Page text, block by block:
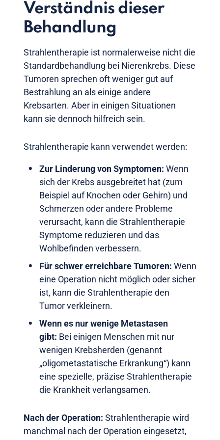
Verständnis dieser
Behandlung
Strahlentherapie ist normalerweise nicht die
Standardbehandlung bei Nierenkrebs. Diese
Tumoren sprechen oft weniger gut auf
Bestrahlung an als einige andere
Krebsarten. Aber in einigen Situationen
kann sie dennoch hilfreich sein.
Strahlentherapie kann verwendet werden:
Zur Linderung von Symptomen: Wenn
sich der Krebs ausgebreitet hat (zum
Beispiel auf Knochen oder Gehirn) und
Schmerzen oder andere Probleme
verursacht, kann die Strahlentherapie
Symptome reduzieren und das
Wohlbefinden verbessern.
Für schwer erreichbare Tumoren: Wenn
eine Operation nicht möglich oder sicher
ist, kann die Strahlentherapie den
Tumor verkleinern.
Wenn es nur wenige Metastasen
gibt: Bei einigen Menschen mit nur
wenigen Krebsherden (genannt
„oligometastatische Erkrankung“) kann
eine spezielle, präzise Strahlentherapie
die Krankheit verlangsamen.
Nach der Operation: Strahlentherapie wird
manchmal nach der Operation eingesetzt,